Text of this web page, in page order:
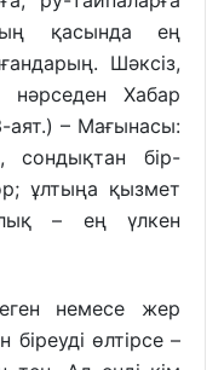
қасында ең
Шәксіз,
Хабар
аят.) – Мағынасы:
сондықтан бір-
ұлтыңа қызмет
– ең үлкен
немесе жер
өлтірсе –